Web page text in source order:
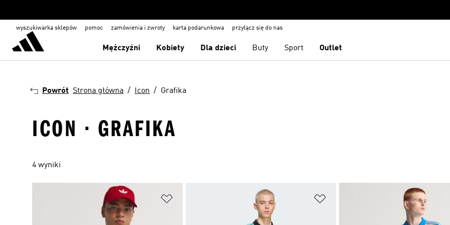
wyszukiwarka sklepów pomoc zamówienia i zwroty karta podarunkowa przyłącz się do nas
Mężczyźni Kobiety Dla dzieci Buty Sport Outlet
Powrót Strona główna Icon Grafika
ICON · GRAFIKA
4 wyniki